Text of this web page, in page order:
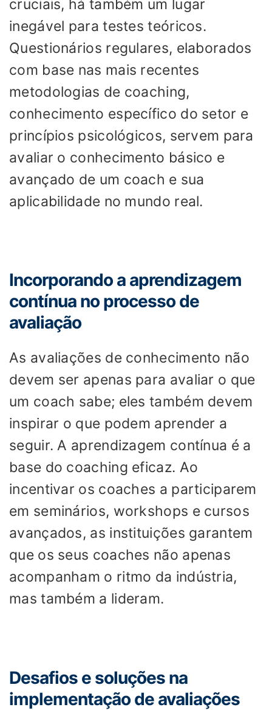
cruciais, há também um lugar
inegável para testes teóricos.
Questionários regulares, elaborados
com base nas mais recentes
metodologias de coaching,
conhecimento específico do setor e
princípios psicológicos, servem para
avaliar o conhecimento básico e
avançado de um coach e sua
aplicabilidade no mundo real.
Incorporando a aprendizagem
contínua no processo de
avaliação
As avaliações de conhecimento não
devem ser apenas para avaliar o que
um coach sabe; eles também devem
inspirar o que podem aprender a
seguir. A aprendizagem contínua é a
base do coaching eficaz. Ao
incentivar os coaches a participarem
em seminários, workshops e cursos
avançados, as instituições garantem
que os seus coaches não apenas
acompanham o ritmo da indústria,
mas também a lideram.
Desafios e soluções na
implementação de avaliações